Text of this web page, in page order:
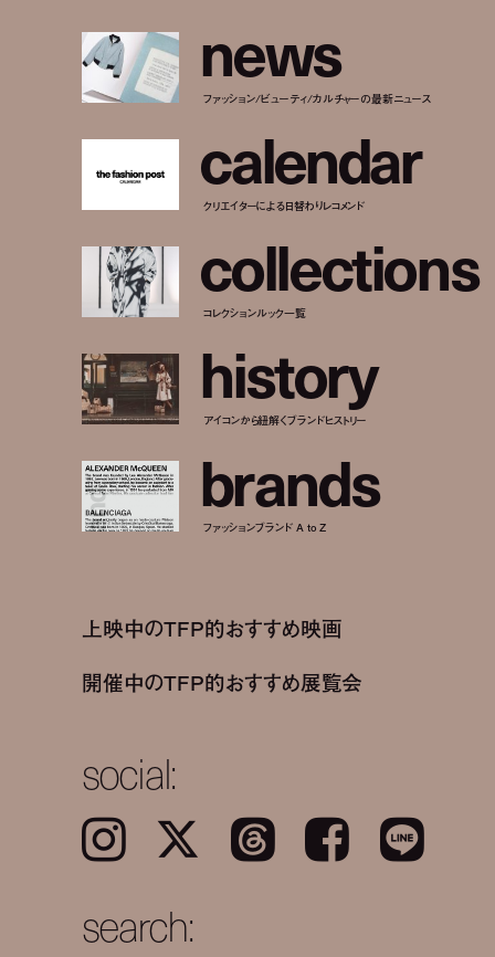
news
ファッション/ビューティ/カルチャーの最新ニュース
calendar
クリエイターによる日替わりレコメンド
collections
コレクションルック一覧
history
アイコンから紐解くブランドヒストリー
brands
ファッションブランド A to Z
上映中のTFP的おすすめ映画
開催中のTFP的おすすめ展覧会
social:
Instagram 𝕏 Threads Facebook LINE
search: